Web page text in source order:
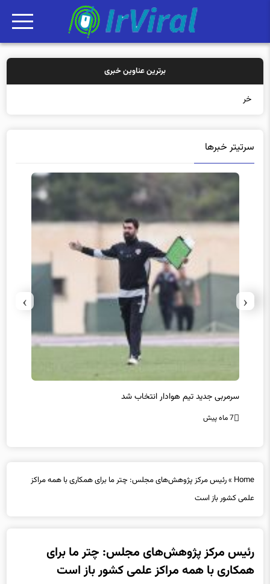
برترین عناوین خبری
خرید بیمه: س
سرتیتر خبرها
سرمربی جدید تیم هوادار انتخاب شد
7 ماه پیش
‹
›
Home
»رئیس مرکز پژوهش‌های مجلس: چتر ما برای همکاری با همه مراکز
علمی کشور باز است
رئیس مرکز پژوهش‌های مجلس: چتر ما برای
همکاری با همه مراکز علمی کشور باز است